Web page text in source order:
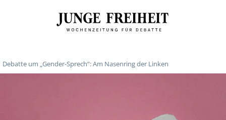
Debatte um „Gender-Sprech“: Am Nasenring der Linken